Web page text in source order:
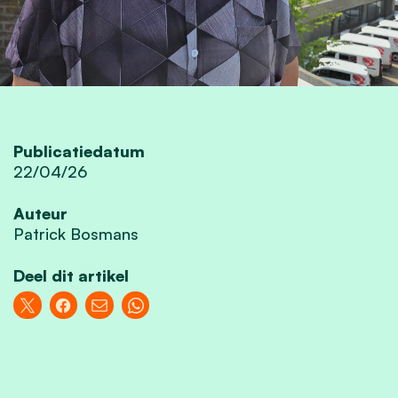
Publicatiedatum
22/04/26
Auteur
Patrick Bosmans
Deel dit artikel